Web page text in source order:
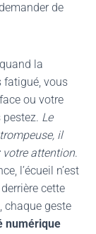
de
la
fatigué, vous
ou votre
pestez. Le
il
votre attention.
l’écueil n’est
cette
chaque geste
numérique